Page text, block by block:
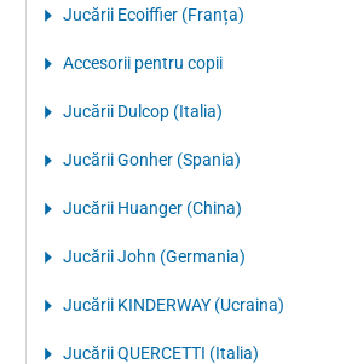
Jucării Ecoiffier (Franța)
Accesorii pentru copii
Jucării Dulcop (Italia)
Jucării Gonher (Spania)
Jucării Huanger (China)
Jucării John (Germania)
Jucării KINDERWAY (Ucraina)
Jucării QUERCETTI (Italia)